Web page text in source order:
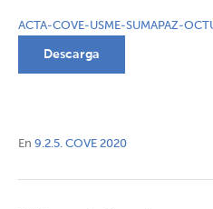
ACTA-COVE-USME-SUMAPAZ-
Descarga
En 9.2.5. COVE 2020